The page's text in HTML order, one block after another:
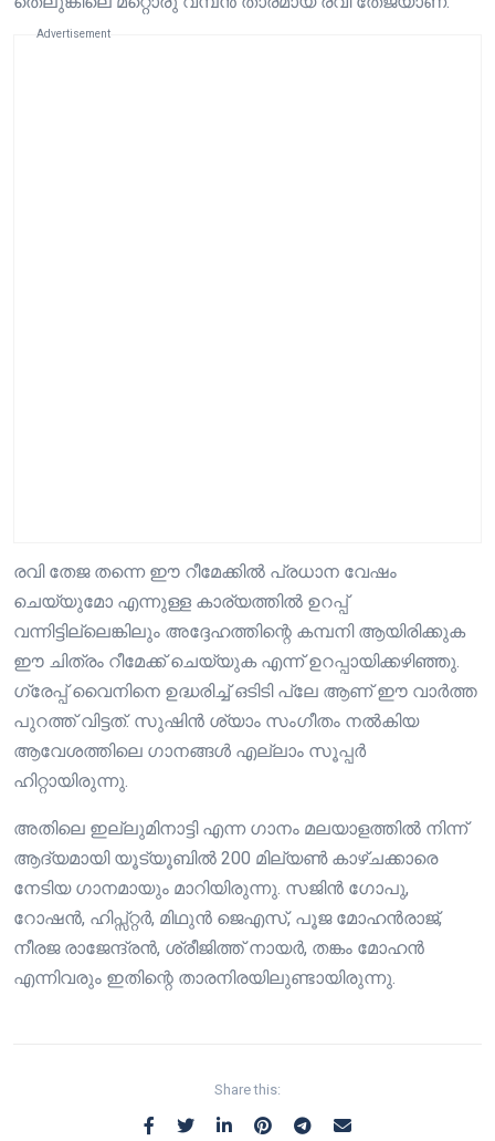
Advertisement
രവി തേജ തന്നെ ഈ റീമേക്കിൽ പ്രധാന വേഷം
ചെയ്യുമോ എന്നുള്ള കാര്യത്തിൽ ഉറപ്പ്
വന്നിട്ടില്ലെങ്കിലും അദ്ദേഹത്തിന്റെ കമ്പനി ആയിരിക്കുക
ഈ ചിത്രം റീമേക്ക് ചെയ്യുക എന്ന് ഉറപ്പായിക്കഴിഞ്ഞു.
ഗ്രേപ്പ് വൈനിനെ ഉദ്ധരിച്ച് ഒടിടി പ്ലേ ആണ് ഈ വാർത്ത
പുറത്ത് വിട്ടത്. സുഷിൻ ശ്യാം സംഗീതം നൽകിയ
ആവേശത്തിലെ ഗാനങ്ങൾ എല്ലാം സൂപ്പർ
ഹിറ്റായിരുന്നു.
അതിലെ ഇല്ലുമിനാട്ടി എന്ന ഗാനം മലയാളത്തിൽ നിന്ന്
ആദ്യമായി യൂട്യൂബിൽ 200 മില്യൺ കാഴ്ചക്കാരെ
നേടിയ ഗാനമായും മാറിയിരുന്നു. സജിൻ ഗോപു,
റോഷൻ, ഹിപ്സ്റ്റർ, മിഥുൻ ജെഎസ്, പൂജ മോഹൻരാജ്,
നീരജ രാജേന്ദ്രൻ, ശ്രീജിത്ത് നായർ, തങ്കം മോഹൻ
എന്നിവരും ഇതിന്റെ താരനിരയിലുണ്ടായിരുന്നു.
Share this: